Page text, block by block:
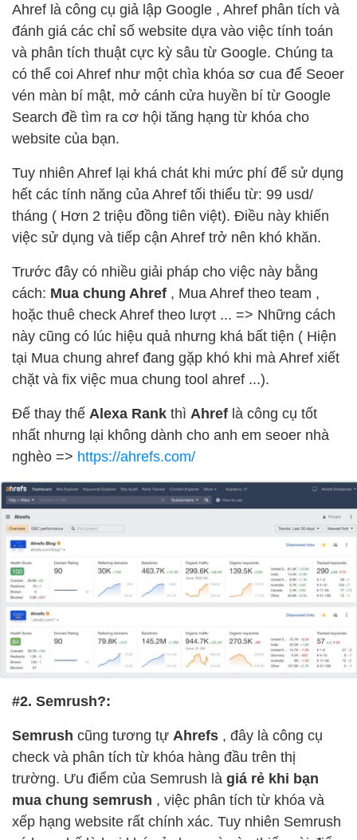
Ahref là công cụ giả lập Google , Ahref phân tích và
đánh giá các chỉ số website dựa vào việc tính toán
và phân tích thuật cực kỳ sâu từ Google. Chúng ta
có thể coi Ahref như một chìa khóa sơ cua để Seoer
vén màn bí mật, mở cánh cửa huyền bí từ Google
Search đề tìm ra cơ hội tăng hạng từ khóa cho
website của bạn.
Tuy nhiên Ahref lại khá chát khi mức phí để sử dụng
hết các tính năng của Ahref tối thiểu từ: 99 usd/
tháng ( Hơn 2 triệu đồng tiên việt). Điều này khiến
việc sử dụng và tiếp cận Ahref trở nên khó khăn.
Trước đây có nhiều giải pháp cho việc này bằng
cách: Mua chung Ahref , Mua Ahref theo team ,
hoặc thuê check Ahref theo lượt ... => Những cách
này cũng có lúc hiệu quả nhưng khá bất tiện ( Hiện
tại Mua chung ahref đang gặp khó khi mà Ahref xiết
chặt và fix việc mua chung tool ahref ...).
Để thay thế Alexa Rank thì Ahref là công cụ tốt
nhất nhưng lại không dành cho anh em seoer nhà
nghèo => https://ahrefs.com/
#2. Semrush?:
Semrush cũng tương tự Ahrefs , đây là công cụ
check và phân tích từ khóa hàng đầu trên thị
trường. Ưu điểm của Semrush là giá rẻ khi bạn
mua chung semrush , việc phân tích từ khóa và
xếp hạng website rất chính xác. Tuy nhiên Semrush